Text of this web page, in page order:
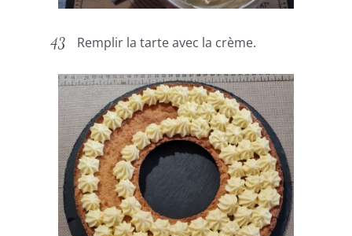
Remplir la tarte avec la crème.